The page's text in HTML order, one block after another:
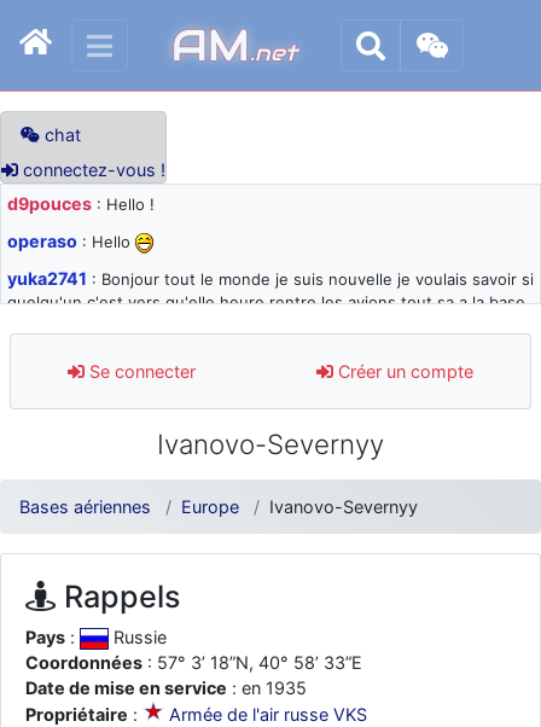
AM.net
chat
connectez-vous !
d9pouces : Hello !
operaso : Hello
yuka2741 : Bonjour tout le monde je suis nouvelle je voulais savoir si
quelqu'un c'est vers qu'elle heure rentre les avions tout sa a la base
d9pouces: désolé pour les quelques blocages du site ces derniers
jours : je teste des méthodes contre le spam et les bots trop nocifs
: Super, la nouvelle bannière
d9pouces : je suis un avion@,._,+ > lesquels ? je ne suis pas sûr de
comprendre
d9pouces: ouakamois > si tu parles du sujet sur l'Armée de l'Air,
bien sûr que oui !
je suis un avion@,._,+
moi et quelques avions n'ont pas les mêmes noms qu'aujourd'hui
ouakamois
: Bonjourà toutes et à tous.en espérantque ces
quelques images du Pays Basque vous auront plu ; Agur…
Se connecter Créer un compte
Ivanovo-Severnyy
Bases aériennes Europe Ivanovo-Severnyy
Rappels
Pays :
Russie
Coordonnées : 57° 3’ 18”N, 40° 58’ 33”E
Date de mise en service : en 1935
Propriétaire : Armée de l'air russe VKS